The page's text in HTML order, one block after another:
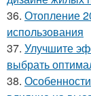
36. Отопление
использования
37. Улучшите
выбрать
38.